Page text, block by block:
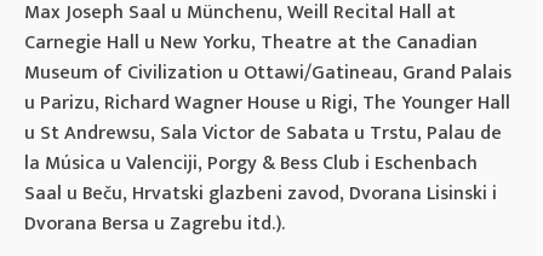
Max Joseph Saal u Münchenu, Weill Recital Hall at
Carnegie Hall u New Yorku, Theatre at the Canadian
Museum of Civilization u Ottawi/Gatineau, Grand Palais
u Parizu, Richard Wagner House u Rigi, The Younger Hall
u St Andrewsu, Sala Victor de Sabata u Trstu, Palau de
la Música u Valenciji, Porgy & Bess Club i Eschenbach
Saal u Beču, Hrvatski glazbeni zavod, Dvorana Lisinski i
Dvorana Bersa u Zagrebu itd.).